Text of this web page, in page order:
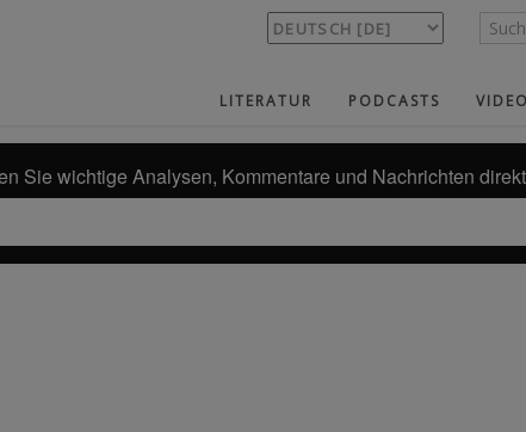
LITERATUR PODCASTS
Sie wichtige Analysen, Kommentare und Nachrichten